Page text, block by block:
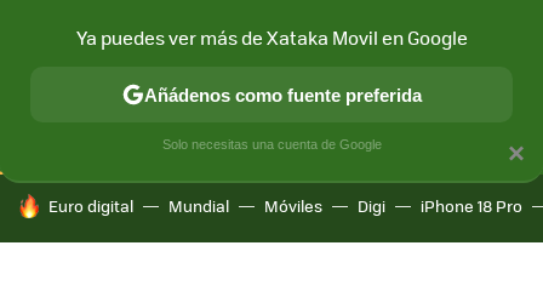
CONECTIVIDAD MÓVIL Y SOCIEDAD APLICACIONES
HOY SE HABLA DE
Euro digital Mundial Móviles Digi iPhone 18 Pro
×
Ya puedes ver más de Xataka Movil en Google
Añádenos como fuente preferida
Solo necesitas una cuenta de Google